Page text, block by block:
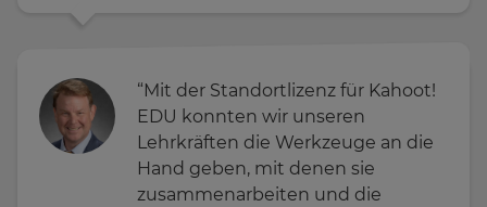
“Mit der Standortlizenz für Kahoot!
EDU konnten wir unseren
Lehrkräften die Werkzeuge an die
Hand geben, mit denen sie
zusammenarbeiten und die